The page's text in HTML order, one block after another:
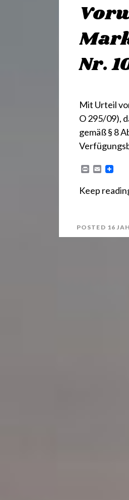
Nr.
Mit Urteil
O 295/09),
gemäß § 8
n
E
i
Keep
POSTED 16